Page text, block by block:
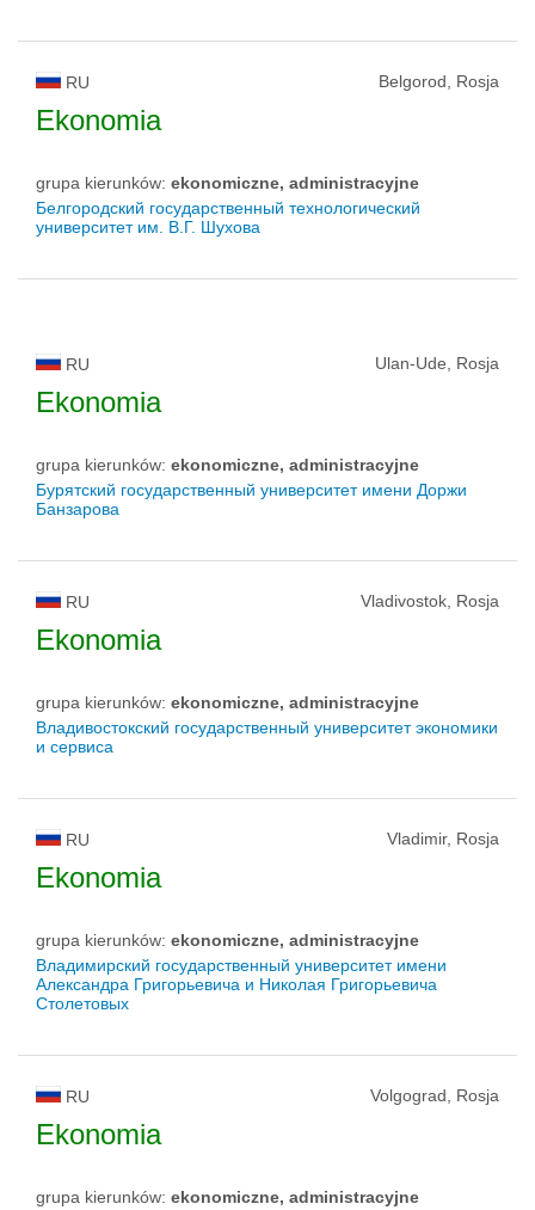
RU Belgorod, Rosja
Ekonomia
grupa kierunków: ekonomiczne, administracyjne
Белгородский государственный технологический
университет им. В.Г. Шухова
RU Ulan-Ude, Rosja
Ekonomia
grupa kierunków: ekonomiczne, administracyjne
Бурятский государственный университет имени Доржи
Банзарова
RU Vladivostok, Rosja
Ekonomia
grupa kierunków: ekonomiczne, administracyjne
Владивостокский государственный университет экономики
и сервиса
RU Vladimir, Rosja
Ekonomia
grupa kierunków: ekonomiczne, administracyjne
Владимирский государственный университет имени
Александра Григорьевича и Николая Григорьевича
Столетовых
RU Volgograd, Rosja
Ekonomia
grupa kierunków: ekonomiczne, administracyjne